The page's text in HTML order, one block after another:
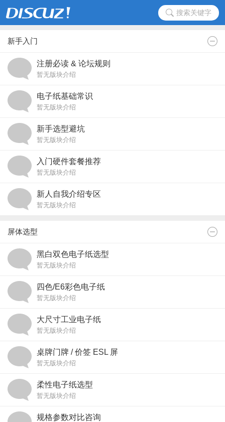
搜索关键字
新手入门
注册必读 & 论坛规则
暂无版块介绍
电子纸基础常识
暂无版块介绍
新手选型避坑
暂无版块介绍
入门硬件套餐推荐
暂无版块介绍
新人自我介绍专区
暂无版块介绍
屏体选型
黑白双色电子纸选型
暂无版块介绍
四色/E6彩色电子纸
暂无版块介绍
大尺寸工业电子纸
暂无版块介绍
桌牌门牌 / 价签 ESL 屏
暂无版块介绍
柔性电子纸选型
暂无版块介绍
规格参数对比咨询